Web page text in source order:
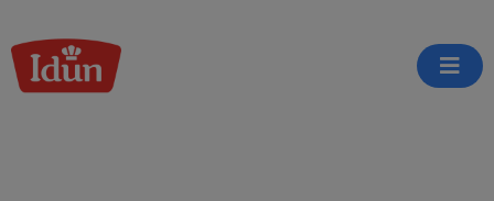
to
content